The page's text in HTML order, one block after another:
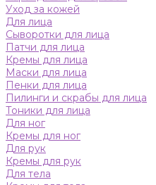
Уход за кожей
Для лица
Сыворотки для лица
Патчи для лица
Кремы для лица
Маски для лица
Пенки для лица
Пилинги и скрабы для лица
Тоники для лица
Для ног
Кремы для ног
Для рук
Кремы для рук
Для тела